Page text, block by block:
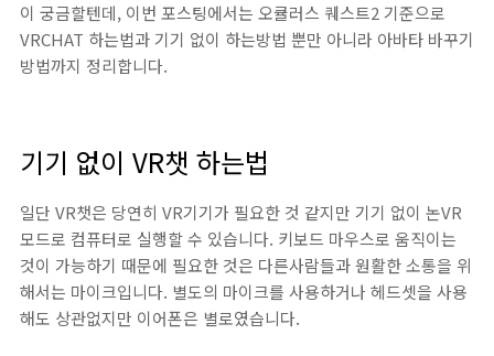
이 궁금할텐데, 이번 포스팅에서는 오큘러스 퀘스트2 기준으로
VRCHAT 하는법과 기기 없이 하는방법 뿐만 아니라 아바타 바꾸기
방법까지 정리합니다.
기기 없이 VR챗 하는법
일단 VR챗은 당연히 VR기기가 필요한 것 같지만 기기 없이 논VR
모드로 컴퓨터로 실행할 수 있습니다. 키보드 마우스로 움직이는
것이 가능하기 때문에 필요한 것은 다른사람들과 원활한 소통을 위
해서는 마이크입니다. 별도의 마이크를 사용하거나 헤드셋을 사용
해도 상관없지만 이어폰은 별로였습니다.